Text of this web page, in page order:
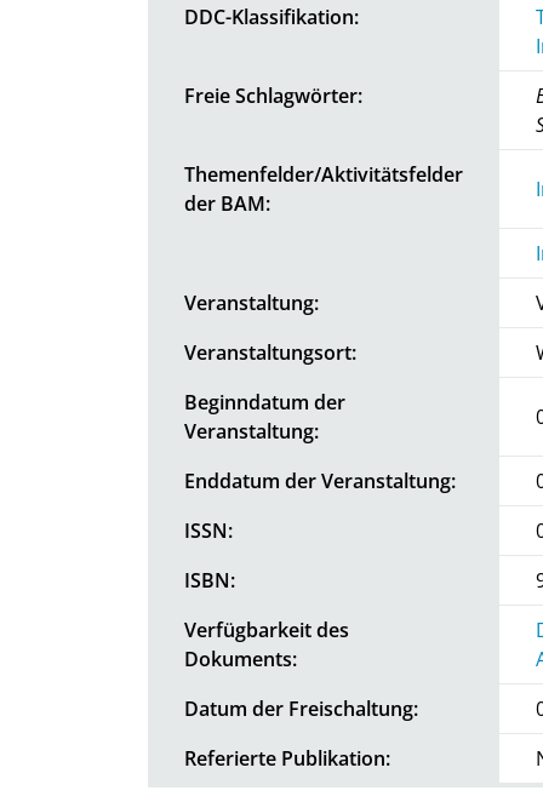
DDC-Klassifikation:
Freie Schlagwörter:
Themenfelder/Aktivitätsfelder
der BAM:
Veranstaltung:
Veranstaltungsort:
Beginndatum der
Veranstaltung:
Enddatum der Veranstaltung:
ISSN:
ISBN:
Verfügbarkeit des
Dokuments:
Datum der Freischaltung:
Referierte Publikation: